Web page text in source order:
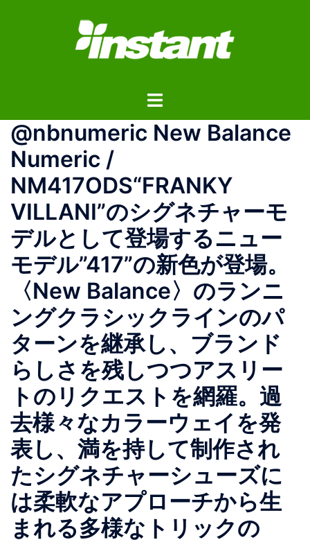
ス
ト
ル
ュ
@nbnumeric New Balance
Numeric /
NM417ODS“FRANKY
VILLANI”のシグネチャーモ
デルとして登場するニュー
モデル”417”の新色が登場。
〈New Balance〉のランニ
ングクラシックラインのパ
ターンを継承し、ブランド
らしさを残しつつアスリー
トのリクエストを網羅。過
去様々なカラーウェイを発
表し、満を持して制作され
たシグネチャーシューズに
は柔軟なアプローチから生
まれる多様なトリックの